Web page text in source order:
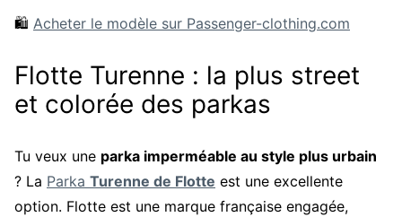
🛍️ Acheter le modèle sur Passenger-clothing.com
Flotte Turenne : la plus street
et colorée des parkas
Tu veux une parka imperméable au style plus urbain
? La Parka Turenne de Flotte est une excellente
option. Flotte est une marque française engagée,